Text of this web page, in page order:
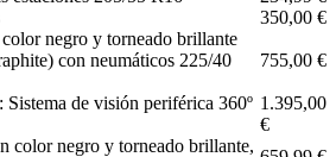
350,00 €
negro y torneado brillante
con neumáticos 225/40
755,00 €
de visión periférica 360º 1.395,00
€
color negro y torneado brillante,